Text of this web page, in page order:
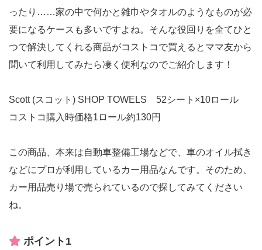
ったり……家の中で何かと雑巾やタオルのようなものが必
要になるケースも多いですよね。そんな役回りを全てひと
つで解決してくれる商品がコストコで買えるとママ友から
聞いて利用してみたら凄く便利なのでご紹介します！
Scott (スコット) SHOP TOWELS 52シート×10ロール
コストコ購入時価格1ロール約130円
この商品、本来は自動車整備工場などで、車のオイル拭き
などにプロが利用しているカー用品なんです。そのため、
カー用品売り場で売られているので探してみてください
ね。
ポイント1